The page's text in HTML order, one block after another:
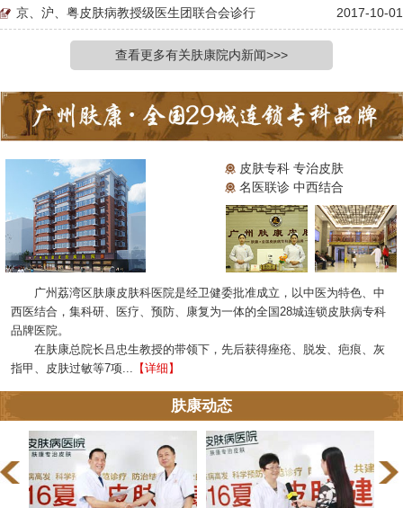
京、沪、粤皮肤病教授级医生团联合会诊行 2017-10-01
查看更多有关肤康院内新闻>>>
皮肤专科 专治皮肤
名医联诊 中西结合
广州荔湾区肤康皮肤科医院是经卫健委批准成立，以中医为特色、中
西医结合，集科研、医疗、预防、康复为一体的全国28城连锁皮肤病专科
品牌医院。
在肤康总院长吕忠生教授的带领下，先后获得痤疮、脱发、疤痕、灰
指甲、皮肤过敏等7项... 【详细】
肤康动态